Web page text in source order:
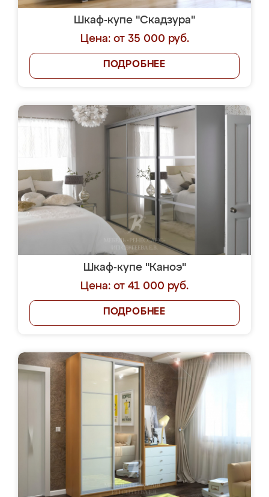
Шкаф-купе "Скадзура"
Цена: от 35 000 руб.
ПОДРОБНЕЕ
Шкаф-купе "Каноэ"
Цена: от 41 000 руб.
ПОДРОБНЕЕ